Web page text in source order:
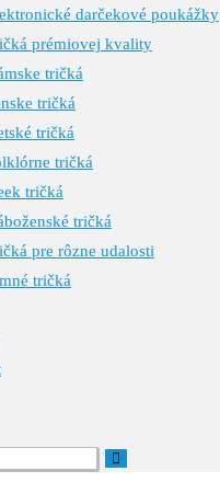
darčekové poukážky
prémiovej kvality
tričká
tričká
tričká
tričká
tričká
tričká
pre rôzne udalosti
tričká